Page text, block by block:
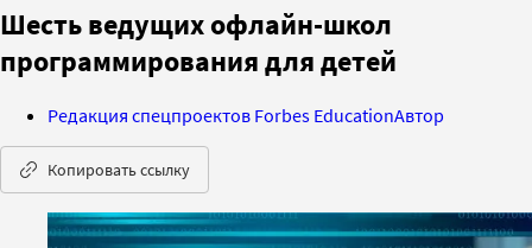
Шесть ведущих офлайн-школ
программирования для детей
Редакция спецпроектов Forbes EducationАвтор
Копировать ссылку